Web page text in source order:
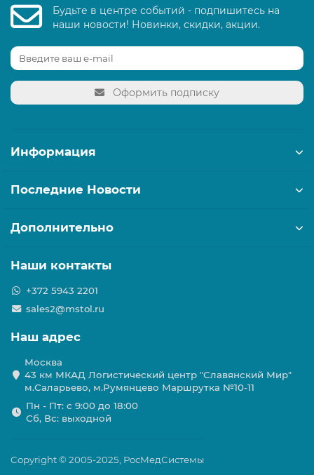
Будьте в центре событий - подпишитесь на
наши новости! Новинки, скидки, акции.
Оформить подписку
Информация
Последние Новости
Дополнительно
Наши контакты
+372 5943 2201
sales2@mstol.ru
Наш адрес
Москва
43 км МКАД Логистичеcкий центр "Славянский Мир"
м.Саларьево, м.Румянцево Маршрутка №10-11
Пн - Пт: с 9:00 до 18:00
Сб, Вс: выходной
Copyright © 2005-2025, РосМедСистемы